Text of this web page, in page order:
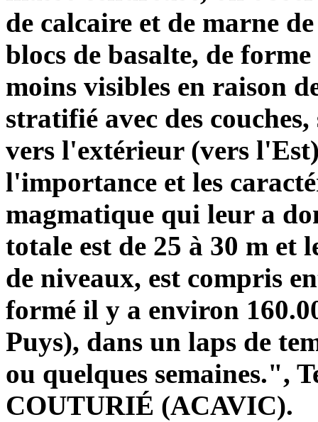
de calcaire et de marne
blocs de basalte, de
moins visibles en raison
stratifié avec des
vers l'extérieur (vers
l'importance et les
magmatique qui leur a
totale est de 25 à 30 m et
de niveaux, est compris
formé il y a environ
Puys), dans un laps de
ou quelques semaines.",
COUTURIÉ (ACAVIC).